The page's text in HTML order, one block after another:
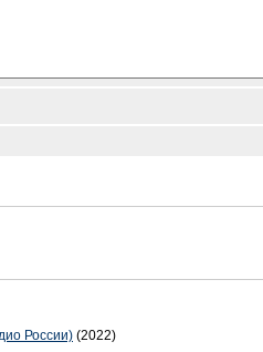
России) (2022)